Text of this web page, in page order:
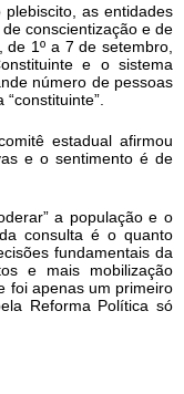
as entidades
conscientização e de
1º a 7 de setembro,
e o sistema
número de pessoas
estadual afirmou
e o sentimento é de
a população e o
consulta é o quanto
fundamentais da
e mais mobilização
foi apenas um primeiro
Reforma Política só